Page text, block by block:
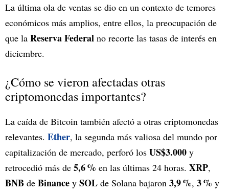
La última ola de ventas se dio en un contexto de temores
económicos más amplios, entre ellos, la preocupación de
que la Reserva Federal no recorte las tasas de interés en
diciembre.
¿Cómo se vieron afectadas otras
criptomonedas importantes?
La caída de Bitcoin también afectó a otras criptomonedas
relevantes. Ether, la segunda más valiosa del mundo por
capitalización de mercado, perforó los US$3.000 y
retrocedió más de 5,6 % en las últimas 24 horas. XRP,
BNB de Binance y SOL de Solana bajaron 3,9 %, 3 % y